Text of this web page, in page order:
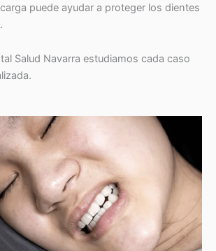
puede ayudar a proteger los dientes
Salud Navarra estudiamos cada caso